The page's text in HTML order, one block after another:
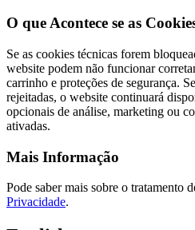
O que Acontece se as
Se as cookies técnicas forem
website podem não funcionar
carrinho e proteções de segurança.
rejeitadas, o website continuará
opcionais de análise, marketing ou
ativadas.
Mais Informação
Pode saber mais sobre o tratamento
Privacidade.